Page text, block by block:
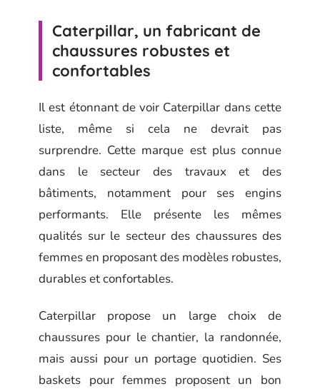
Caterpillar, un fabricant de
chaussures robustes et
confortables
Il est étonnant de voir Caterpillar dans cette
liste, même si cela ne devrait pas
surprendre. Cette marque est plus connue
dans le secteur des travaux et des
bâtiments, notamment pour ses engins
performants. Elle présente les mêmes
qualités sur le secteur des chaussures des
femmes en proposant des modèles robustes,
durables et confortables.
Caterpillar propose un large choix de
chaussures pour le chantier, la randonnée,
mais aussi pour un portage quotidien. Ses
baskets pour femmes proposent un bon